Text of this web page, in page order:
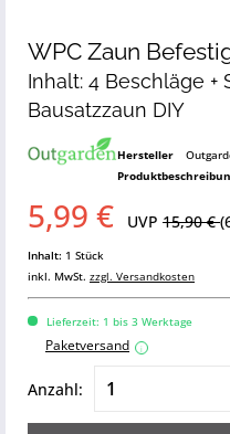
WPC Zaun
Inhalt: 4 Beschläge +
Bausatzzaun DIY
Hersteller
5,99 € UVP 15,90 €
Inhalt: 1 Stück
inkl. MwSt. zzgl. Versandkosten
Lieferzeit: 1 bis 3 Werktage
Paketversand i
Anzahl: